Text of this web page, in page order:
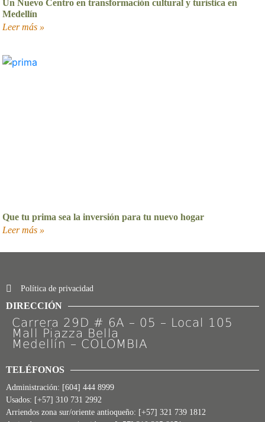
Un Nuevo Centro en transformación cultural y turística en
Medellín
Leer más »
Que tu prima sea la inversión para tu nuevo hogar
Leer más »
Política de privacidad
DIRECCIÓN
Carrera 29D # 6A – 05 – Local 105
Mall Piazza Bella
Medellín – COLOMBIA
TELÉFONOS
Administración: [604] 444 8999
Usados: [+57] 310 731 2992
Arriendos zona sur/oriente antioqueño: [+57] 321 739 1812